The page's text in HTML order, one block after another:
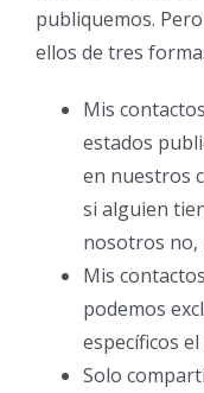
publiquemos.
ellos de tres
Mis
estados
en nuestros
si alguien
nosotros no,
Mis
podemos
específicos
Solo